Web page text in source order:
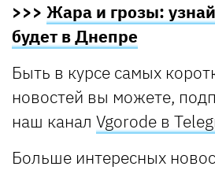
>>> Жара и грозы:
будет в Днепре
Быть в курсе самых
новостей вы можете,
наш канал Vgorode в
Больше интересных